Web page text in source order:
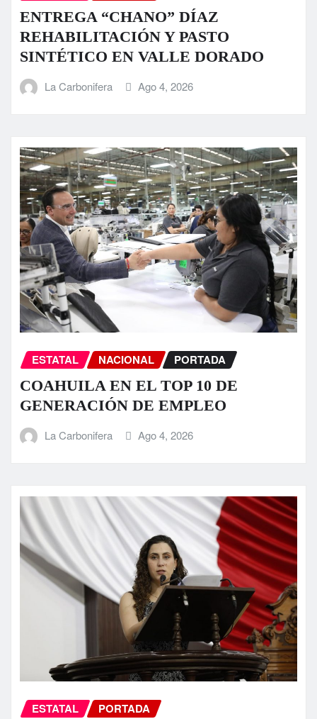
ENTREGA “CHANO” DÍAZ
REHABILITACIÓN Y PASTO
SINTÉTICO EN VALLE DORADO
La Carbonifera Ago 4, 2026
ESTATAL NACIONAL PORTADA
COAHUILA EN EL TOP 10 DE
GENERACIÓN DE EMPLEO
La Carbonifera Ago 4, 2026
ESTATAL PORTADA